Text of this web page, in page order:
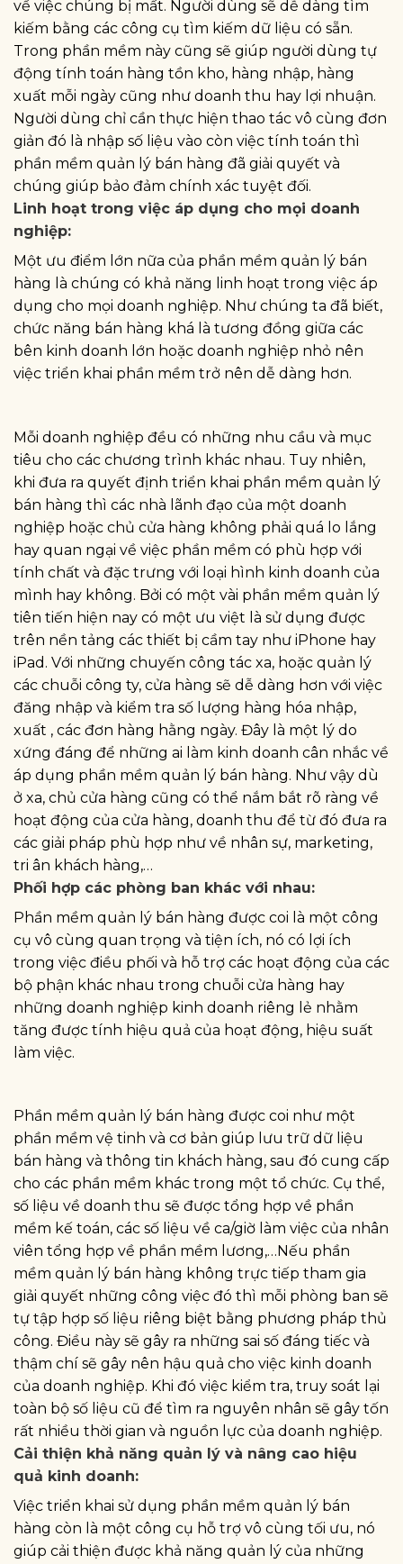
về việc chúng bị mất. Người dùng sẽ dễ dàng tìm
kiếm bằng các công cụ tìm kiếm dữ liệu có sẵn.
Trong phần mềm này cũng sẽ giúp người dùng tự
động tính toán hàng tồn kho, hàng nhập, hàng
xuất mỗi ngày cũng như doanh thu hay lợi nhuận.
Người dùng chỉ cần thực hiện thao tác vô cùng đơn
giản đó là nhập số liệu vào còn việc tính toán thì
phần mềm quản lý bán hàng đã giải quyết và
chúng giúp bảo đảm chính xác tuyệt đối.
Linh hoạt trong việc áp dụng cho mọi doanh
nghiệp:
Một ưu điểm lớn nữa của phần mềm quản lý bán
hàng là chúng có khả năng linh hoạt trong việc áp
dụng cho mọi doanh nghiệp. Như chúng ta đã biết,
chức năng bán hàng khá là tương đồng giữa các
bên kinh doanh lớn hoặc doanh nghiệp nhỏ nên
việc triển khai phần mềm trở nên dễ dàng hơn.
Mỗi doanh nghiệp đều có những nhu cầu và mục
tiêu cho các chương trình khác nhau. Tuy nhiên,
khi đưa ra quyết định triển khai phần mềm quản lý
bán hàng thì các nhà lãnh đạo của một doanh
nghiệp hoặc chủ cửa hàng không phải quá lo lắng
hay quan ngại về việc phần mềm có phù hợp với
tính chất và đặc trưng với loại hình kinh doanh của
mình hay không. Bởi có một vài phần mềm quản lý
tiên tiến hiện nay có một ưu việt là sử dụng được
trên nền tảng các thiết bị cầm tay như iPhone hay
iPad. Với những chuyến công tác xa, hoặc quản lý
các chuỗi công ty, cửa hàng sẽ dễ dàng hơn với việc
đăng nhập và kiểm tra số lượng hàng hóa nhập,
xuất , các đơn hàng hằng ngày. Đây là một lý do
xứng đáng để những ai làm kinh doanh cân nhắc về
áp dụng phần mềm quản lý bán hàng. Như vậy dù
ở xa, chủ cửa hàng cũng có thể nắm bắt rõ ràng về
hoạt động của cửa hàng, doanh thu để từ đó đưa ra
các giải pháp phù hợp như về nhân sự, marketing,
tri ân khách hàng,…
Phối hợp các phòng ban khác với nhau:
Phần mềm quản lý bán hàng được coi là một công
cụ vô cùng quan trọng và tiện ích, nó có lợi ích
trong việc điều phối và hỗ trợ các hoạt động của các
bộ phận khác nhau trong chuỗi cửa hàng hay
những doanh nghiệp kinh doanh riêng lẻ nhằm
tăng được tính hiệu quả của hoạt động, hiệu suất
làm việc.
Phần mềm quản lý bán hàng được coi như một
phần mềm vệ tinh và cơ bản giúp lưu trữ dữ liệu
bán hàng và thông tin khách hàng, sau đó cung cấp
cho các phần mềm khác trong một tổ chức. Cụ thể,
số liệu về doanh thu sẽ được tổng hợp về phần
mềm kế toán, các số liệu về ca/giờ làm việc của nhân
viên tổng hợp về phần mềm lương,…Nếu phần
mềm quản lý bán hàng không trực tiếp tham gia
giải quyết những công việc đó thì mỗi phòng ban sẽ
tự tập hợp số liệu riêng biệt bằng phương pháp thủ
công. Điều này sẽ gây ra những sai số đáng tiếc và
thậm chí sẽ gây nên hậu quả cho việc kinh doanh
của doanh nghiệp. Khi đó việc kiểm tra, truy soát lại
toàn bộ số liệu cũ để tìm ra nguyên nhân sẽ gây tốn
rất nhiều thời gian và nguồn lực của doanh nghiệp.
Cải thiện khả năng quản lý và nâng cao hiệu
quả kinh doanh:
Việc triển khai sử dụng phần mềm quản lý bán
hàng còn là một công cụ hỗ trợ vô cùng tối ưu, nó
giúp cải thiện được khả năng quản lý của những